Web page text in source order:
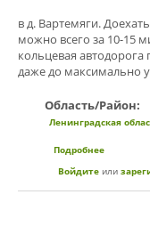
в д. Вартемяги.
можно всего за 10-15
кольцевая автодорога
даже до максимально
Область/Район:
Ленинградская
Подробнее
Войдите или